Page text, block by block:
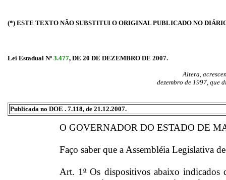
(*) ESTE TEXTO NÃO SUBSTITUI O ORIGINAL PUBLICADO NO
Lei Estadual Nº 3.477, DE 20 DE DEZEMBRO DE 2007.
Altera,
dezembro de 1997, que
Publicada no DOE . 7.118, de 21.12.2007.
O GOVERNADOR DO ESTADO DE
Faço saber que a Assembléia Legislativa
Art. 1ºOs dispositivos abaixo indicados